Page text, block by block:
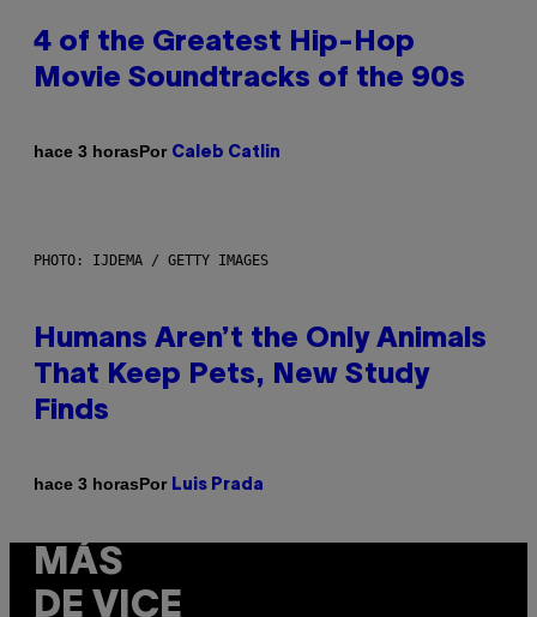
4 of the Greatest Hip-Hop
Movie Soundtracks of the 90s
hace 3 horasPor Caleb Catlin
PHOTO: IJDEMA / GETTY IMAGES
Humans Aren’t the Only Animals
That Keep Pets, New Study
Finds
hace 3 horasPor Luis Prada
MÁS
DE VICE